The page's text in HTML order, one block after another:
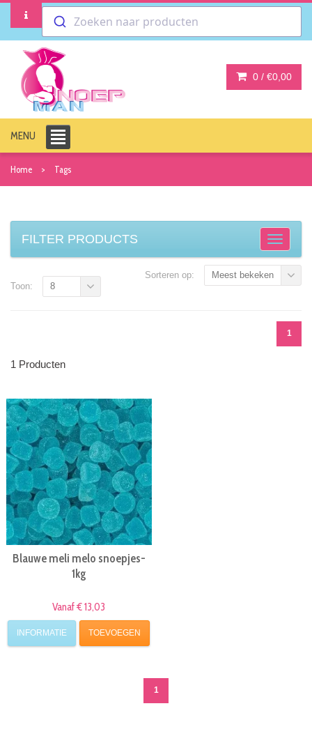
Zoeken naar producten
0 / €0,00
MENU
Home Tags
FILTER PRODUCTS
Sorteren op: Meest bekeken
1
Toon: 8
1 Producten
Blauwe meli melo snoepjes-
1kg
Vanaf € 13,03
INFORMATIE TOEVOEGEN
1